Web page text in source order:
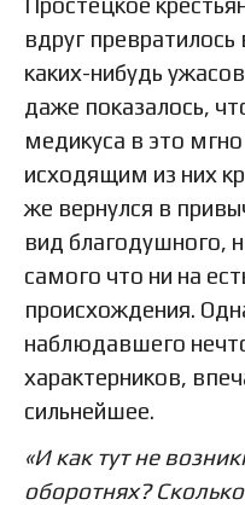
вдруг
каких-нибудь
даже показалось,
медикуса в это
исходящим из них
же вернулся в
вид благодушного,
самого что ни на
происхождения.
наблюдавшего
характерников,
сильнейшее.
«И как тут не
оборотнях?